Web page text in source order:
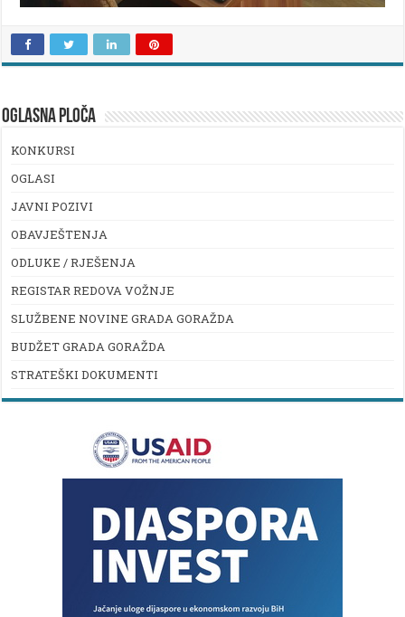
OGLASNA PLOČA
KONKURSI
OGLASI
JAVNI POZIVI
OBAVJEŠTENJA
ODLUKE / RJEŠENJA
REGISTAR REDOVA VOŽNJE
SLUŽBENE NOVINE GRADA GORAŽDA
BUDŽET GRADA GORAŽDA
STRATEŠKI DOKUMENTI